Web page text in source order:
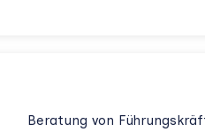
Beratung von